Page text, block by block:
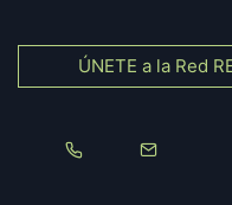
ÚNETE a la Red